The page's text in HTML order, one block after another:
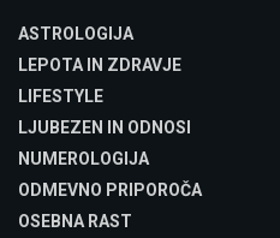
ASTROLOGIJA
LEPOTA IN ZDRAVJE
LIFESTYLE
LJUBEZEN IN ODNOSI
NUMEROLOGIJA
ODMEVNO PRIPOROČA
OSEBNA RAST